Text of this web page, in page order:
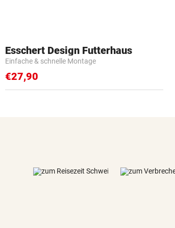
Esschert Design Futterhaus
Einfache & schnelle Montage
€27,90